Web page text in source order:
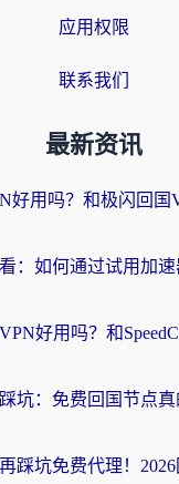
应用权限
联系我们
最新资讯